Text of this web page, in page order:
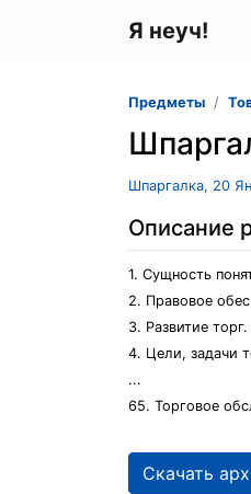
Я неуч!
Предметы
Шпаргалка, 20
Описание
1. Сущность
2. Правовое
3. Развитие
4. Цели, задачи
...
65. Торговое
Скачать